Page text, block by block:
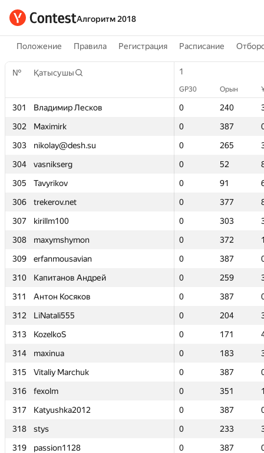
Алгоритм 2018
Положение Правила Регистрация Расписание
№ Қатысушы 1
GP30 Орын
301 Владимир Лесков 0 240
302
Maximirk 0 387
303
nikolay@desh.su 0 265
304
vasnikserg 0 52
305
Tavyrikov 0 91
306
trekerov.net 0 377
307
kirillm100 0 303
308
maxymshymon 0 372
309
erfanmousavian 0 387
310
Капитанов Андрей 0 259
311
Антон Косяков 0 387
312
LiNatali555 0 204
313
KozelkoS 0 171
314
maxinua 0 183
315
Vitaliy Marchuk 0 387
316
fexolm 0 351
317
Katyushka2012 0 387
318
stys 0 233
319
passion1128 0 387
№ Қатысушы 1
GP30 Орын
301 Владимир Лесков 0 240
302
Maximirk 0 387
303
nikolay@desh.su 0 265
304
vasnikserg 0 52
305
Tavyrikov 0 91
306
trekerov.net 0 377
307
kirillm100 0 303
308
maxymshymon 0 372
309
erfanmousavian 0 387
310
Капитанов Андрей 0 259
311
Антон Косяков 0 387
312
LiNatali555 0 204
313
KozelkoS 0 171
314
maxinua 0 183
315
Vitaliy Marchuk 0 387
316
fexolm 0 351
317
Katyushka2012 0 387
318
stys 0 233
319
passion1128 0 387